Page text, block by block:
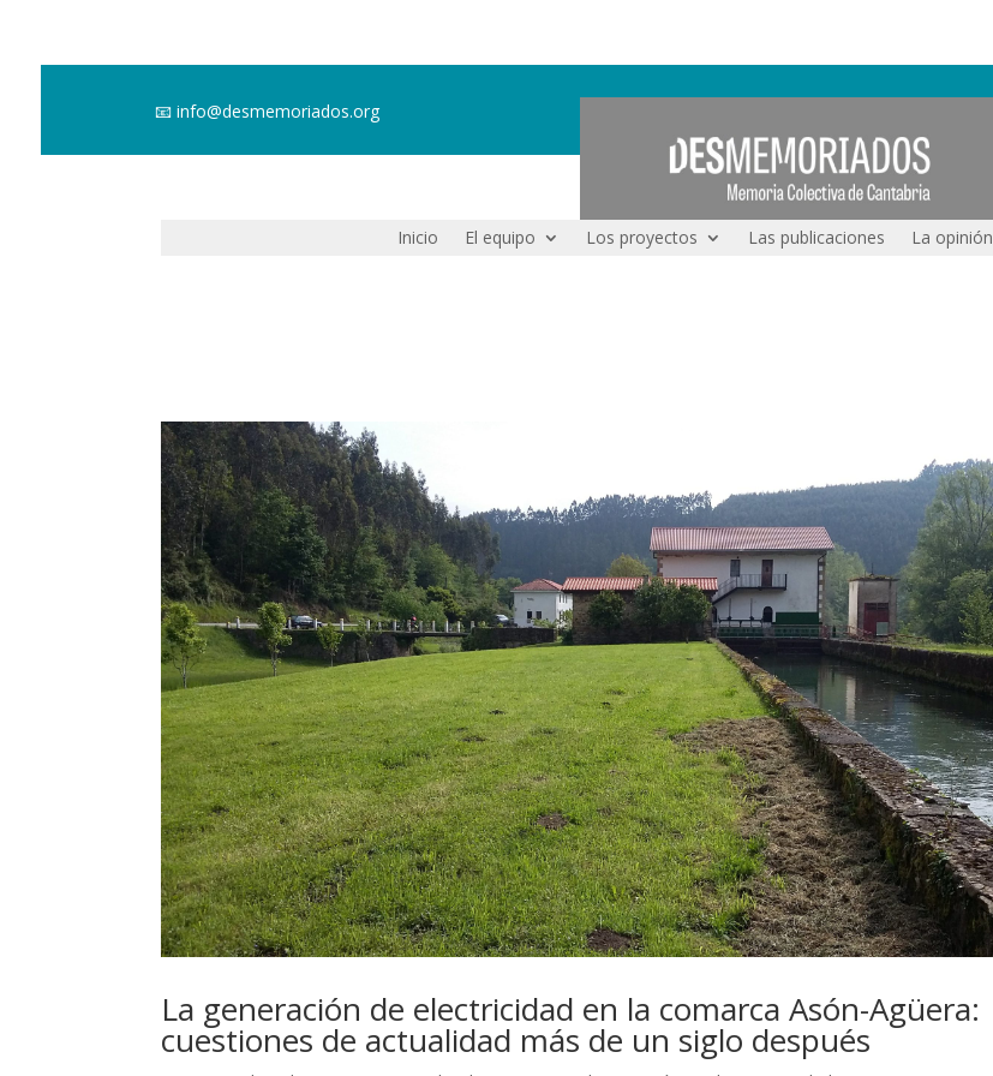
📧info@desmemoriados.org
Inicio El equipo Los proyectos Las publicaciones La opinión
La generación de electricidad en la comarca Asón-Agüera:
cuestiones de actualidad más de un siglo después